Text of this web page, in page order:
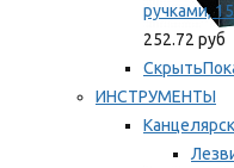
ручками,
252.72 руб
Скрыть
ИНСТРУМЕНТЫ